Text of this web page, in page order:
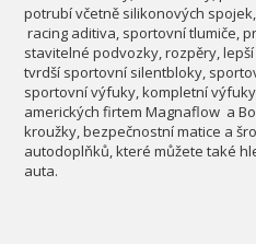
potrubí včetně silikonových
racing aditiva, sportovní tlumiče,
stavitelné podvozky, rozpěry,
tvrdší sportovní silentbloky,
sportovní výfuky, kompletní
amerických firtem Magnaflow a
kroužky, bezpečnostní matice a
autodoplňků, které můžete také
auta.